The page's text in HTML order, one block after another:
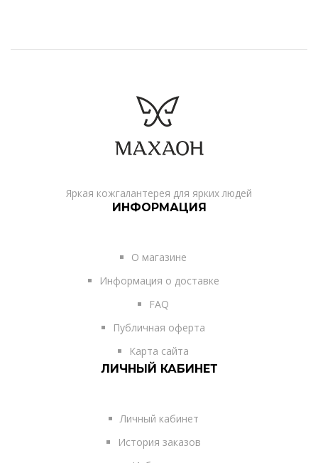
Яркая кожгалантерея для ярких людей
ИНФОРМАЦИЯ
О магазине
Информация о доставке
FAQ
Публичная оферта
Карта сайта
ЛИЧНЫЙ КАБИНЕТ
Личный кабинет
История заказов